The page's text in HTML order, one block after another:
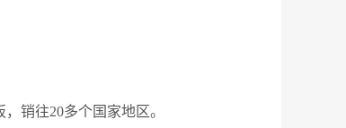
销往20多个国家地区。